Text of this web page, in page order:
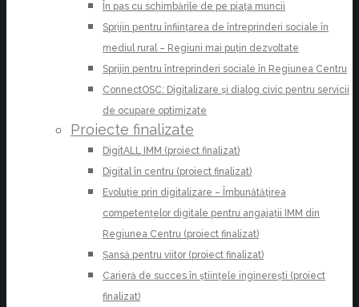
În pas cu schimbările de pe piața muncii
Sprijin pentru înființarea de întreprinderi sociale în
mediul rural – Regiuni mai puțin dezvoltate
Sprijin pentru întreprinderi sociale în Regiunea Centru
ConnectOSC: Digitalizare și dialog civic pentru servicii
de ocupare optimizate
Proiecte finalizate
DigitALL IMM (proiect finalizat)
Digital în centru (proiect finalizat)
Evoluție prin digitalizare – Îmbunătățirea
competențelor digitale pentru angajații IMM din
Regiunea Centru (proiect finalizat)
Șansă pentru viitor (proiect finalizat)
Carieră de succes în științele inginerești (proiect
finalizat)